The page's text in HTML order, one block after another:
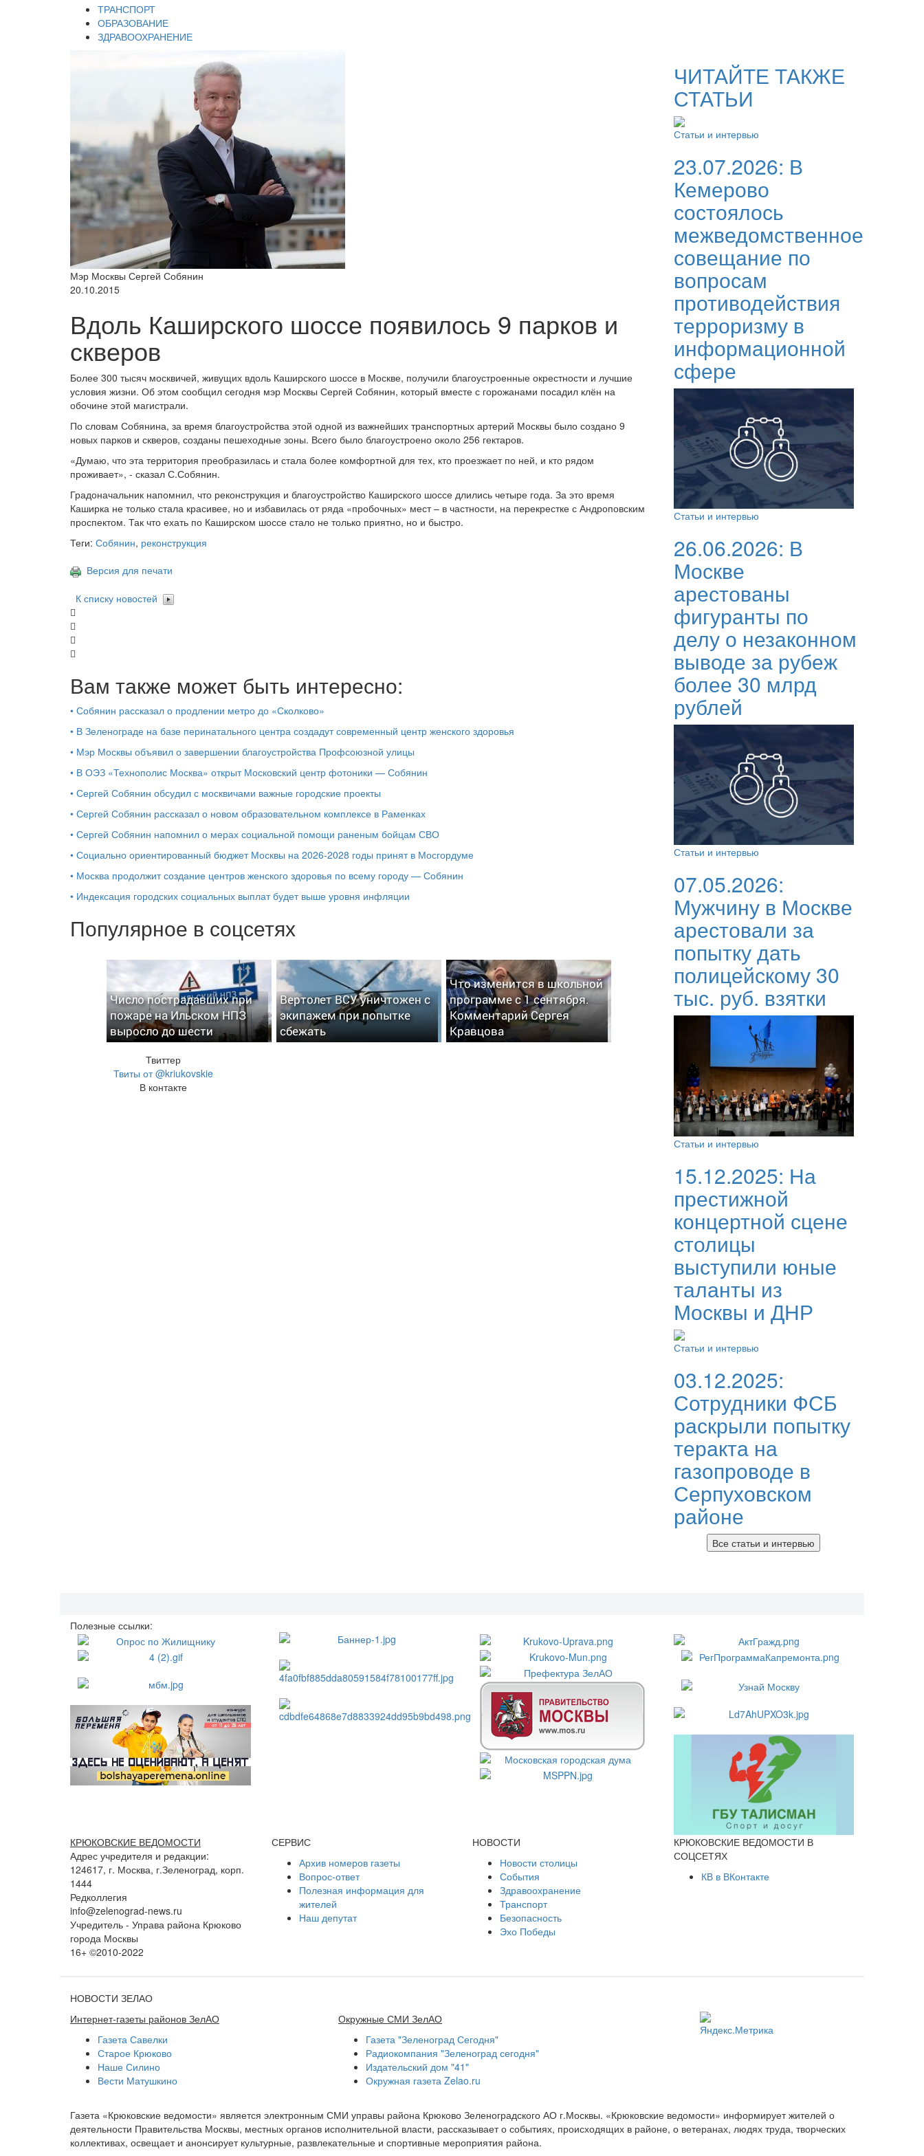
ТРАНСПОРТ
ОБРАЗОВАНИЕ
ЗДРАВООХРАНЕНИЕ
Мэр Москвы Сергей Собянин
20.10.2015
Вдоль Каширского шоссе появилось 9 парков и
скверов
Более 300 тысяч москвичей, живущих вдоль Каширского шоссе в Москве, получили благоустроенные окрестности и лучшие
условия жизни. Об этом сообщил сегодня мэр Москвы Сергей Собянин, который вместе с горожанами посадил клён на
обочине этой магистрали.
По словам Собянина, за время благоустройства этой одной из важнейших транспортных артерий Москвы было создано 9
новых парков и скверов, созданы пешеходные зоны. Всего было благоустроено около 256 гектаров.
«Думаю, что эта территория преобразилась и стала более комфортной для тех, кто проезжает по ней, и кто рядом
проживает», - сказал С.Собянин.
Градоначальник напомнил, что реконструкция и благоустройство Каширского шоссе длились четыре года. За это время
Каширка не только стала красивее, но и избавилась от ряда «пробочных» мест – в частности, на перекрестке с Андроповским
проспектом. Так что ехать по Каширском шоссе стало не только приятно, но и быстро.
Теги: Собянин, реконструкция
Версия для печати
К списку новостей
Вам также может быть интересно:
• Собянин рассказал о продлении метро до «Сколково»
• В Зеленограде на базе перинатального центра создадут современный центр женского здоровья
• Мэр Москвы объявил о завершении благоустройства Профсоюзной улицы
• В ОЭЗ «Технополис Москва» открыт Московский центр фотоники — Собянин
• Сергей Собянин обсудил с москвичами важные городские проекты
• Сергей Собянин рассказал о новом образовательном комплексе в Раменках
• Сергей Собянин напомнил о мерах социальной помощи раненым бойцам СВО
• Социально ориентированный бюджет Москвы на 2026-2028 годы принят в Мосгордуме
• Москва продолжит создание центров женского здоровья по всему городу — Собянин
• Индексация городских социальных выплат будет выше уровня инфляции
Популярное в соцсетях
Число пострадавших при
пожаре на Ильском НПЗ
выросло до шести
Вертолет ВСУ уничтожен с
экипажем при попытке
сбежать
Что изменится в школьной
программе с 1 сентября.
Комментарий Сергея
Кравцова
Твиттер
Твиты от @kriukovskie
В контакте
ЧИТАЙТЕ ТАКЖЕ
СТАТЬИ
Статьи и интервью
23.07.2026: В
Кемерово
состоялось
межведомственное
совещание по
вопросам
противодействия
терроризму в
информационной
сфере
Статьи и интервью
26.06.2026: В
Москве
арестованы
фигуранты по
делу о незаконном
выводе за рубеж
более 30 млрд
рублей
Статьи и интервью
07.05.2026:
Мужчину в Москве
арестовали за
попытку дать
полицейскому 30
тыс. руб. взятки
Статьи и интервью
15.12.2025: На
престижной
концертной сцене
столицы
выступили юные
таланты из
Москвы и ДНР
Статьи и интервью
03.12.2025:
Сотрудники ФСБ
раскрыли попытку
теракта на
газопроводе в
Серпуховском
районе
Все статьи и интервью
Полезные ссылки:
КРЮКОВСКИЕ ВЕДОМОСТИ
Адрес учредителя и редакции:
124617, г. Москва, г.Зеленоград, корп.
1444
Редколлегия
info@zelenograd-news.ru
Учредитель - Управа района Крюково
города Москвы
16+ ©2010-2022
СЕРВИС
Архив номеров газеты
Вопрос-ответ
Полезная информация для
жителей
Наш депутат
НОВОСТИ
Новости столицы
События
Здравоохранение
Транспорт
Безопасность
Эхо Победы
КРЮКОВСКИЕ ВЕДОМОСТИ В
СОЦСЕТЯХ
КВ в ВКонтакте
НОВОСТИ ЗЕЛАО
Интернет-газеты районов ЗелАО
Газета Савелки
Старое Крюково
Наше Силино
Вести Матушкино
Окружные СМИ ЗелАО
Газета "Зеленоград Сегодня"
Радиокомпания "Зеленоград сегодня"
Издательский дом "41"
Окружная газета Zelao.ru
Газета «Крюковские ведомости» является электронным СМИ управы района Крюково Зеленоградского АО г.Москвы. «Крюковские ведомости» информирует жителей о
деятельности Правительства Москвы, местных органов исполнительной власти, рассказывает о событиях, происходящих в районе, о ветеранах, людях труда, творческих
коллективах, освещает и анонсирует культурные, развлекательные и спортивные мероприятия района.